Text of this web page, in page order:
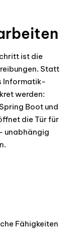
ist die
Statt
Informatik-
werden:
Boot und
die Tür für
unabhängig
Fähigkeiten